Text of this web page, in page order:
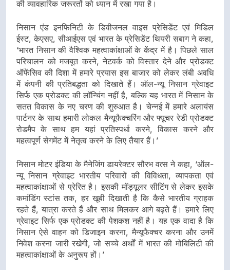
की व्यावहारिक जरूरतों को ध्यान में रखा गया है।
निसान एंड इनफिनिटी के डिवीजनल वाइस प्रेसिडेंट एवं मिडिल
ईस्ट, केएसए, सीआईएस एवं भारत के प्रेसिडेंट थियरी सबाग ने कहा,
‘भारत निसान की वैश्विक महत्वाकांक्षाओं के केंद्र में है। पिछले साल
परिचालन को मजबूत करने, नेटवर्क को विस्तार देने और प्रोडक्ट
ऑफेंसिव की दिशा में हमारे प्रयास इस बाजार को लेकर लंबी अवधि
में कंपनी की प्रतिबद्धता को दिखाते हैं। ऑल-न्यू निसान ग्रेवाइट
सिर्फ एक प्रोडक्ट की लॉन्चिंग नहीं है, बल्कि यह भारत में निसान के
सतत विकास के नए चरण की शुरुआत है। चेन्नई में हमारे अलायंस
पार्टनर के साथ हमारी लोकल मैन्यूफैक्चरिंग और फ्यूचर रेडी प्रोडक्ट
रोडमैप के साथ हम यहां प्रतिस्पर्धा करने, विकास करने और
महत्वपूर्ण सेगमेंट में नेतृत्व करने के लिए तैयार हैं।’
निसान मोटर इंडिया के मैनेजिंग डायरेक्टर सौरभ वत्स ने कहा, ‘ऑल-
न्यू निसान ग्रेवाइट भारतीय परिवारों की विविधता, व्यापकता एवं
महत्वाकांक्षाओं से प्रेरित है। इसकी मॉड्यूलर सीटिंग से लेकर इसके
कमांडिंग स्टांस तक, हर खूबी दिखाती है कि कैसे भारतीय ग्राहक
रहते हैं, यात्रा करते हैं और साथ मिलकर आगे बढ़ते हैं। हमारे लिए
ग्रेवाइट सिर्फ एक प्रोडक्ट की पेशकश नहीं है। यह एक वादा है कि
निसान ऐसे वाहन को डिजाइन करना, मैन्यूफैक्चर करना और उनमें
निवेश करना जारी रखेगी, जो सच्चे अर्थों में भारत की मोबिलिटी की
महत्वाकांक्षाओं के अनुरूप हों।’